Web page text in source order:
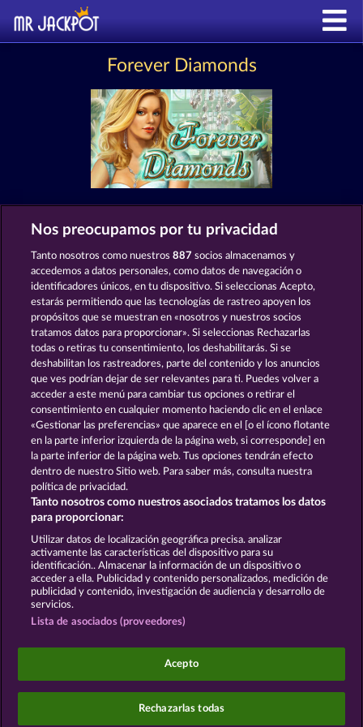
Forever Diamonds
MÁQUINAS TRAGAPERRAS COMO
FOREVER DIAMONDS
Sticky Diamonds Maaax Diamonds
Términos y condiciones
Declaración de privacidad y de cookies
Aviso Legal
Enviar solicitud de desistimiento
Los juegos de casino social están pensados
exclusivamente para el ocio y no influyen en la
juego con dinero real.
©2026 Whow Games GmbH
Nos preocupamos por tu privacidad
Tanto nosotros como nuestros887 socios almacenamos y
accedemos a datos personales, como datos de navegación o
identificadores únicos, en tu dispositivo. Si seleccionas Acepto,
estarás permitiendo que las tecnologías de rastreo apoyen los
propósitos que se muestran en «nosotros y nuestros socios
tratamos datos para proporcionar». Si seleccionas Rechazarlas
todas o retiras tu consentimiento, los deshabilitarás. Si se
deshabilitan los rastreadores, parte del contenido y los anuncios
que ves podrían dejar de ser relevantes para ti. Puedes volver a
acceder a este menú para cambiar tus opciones o retirar el
consentimiento en cualquier momento haciendo clic en el enlace
«Gestionar las preferencias» que aparece en el [o el ícono flotante
en la parte inferior izquierda de la página web, si corresponde] en
la parte inferior de la página web. Tus opciones tendrán efecto
dentro de nuestro Sitio web. Para saber más, consulta nuestra
política de privacidad.
Tanto nosotros como nuestros asociados tratamos los datos
para proporcionar:
Utilizar datos de localización geográfica precisa. analizar
activamente las características del dispositivo para su
identificación.. Almacenar la información de un dispositivo o
acceder a ella. Publicidad y contenido personalizados, medición de
publicidad y contenido, investigación de audiencia y desarrollo de
servicios.
Lista de asociados (proveedores)
Acepto
Rechazarlas todas